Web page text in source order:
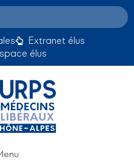
Extranet élus
élus